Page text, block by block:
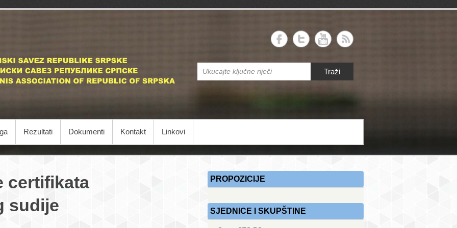
Stonoteniski savez Republike Srpske Traži
Rezultati Dokumenti Kontakt Linkovi
certifikata
sudije
PROPOZICIJE
SJEDNICE I SKUPŠTINE